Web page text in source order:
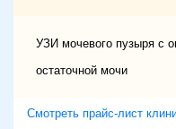
УЗИ мочевого пузыря с
остаточной мочи
Смотреть прайс-лист